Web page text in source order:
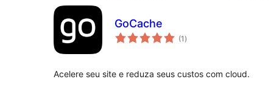
GoCache
(1 valoracións
totais
)
Acelere seu site e reduza seus custos com cloud.